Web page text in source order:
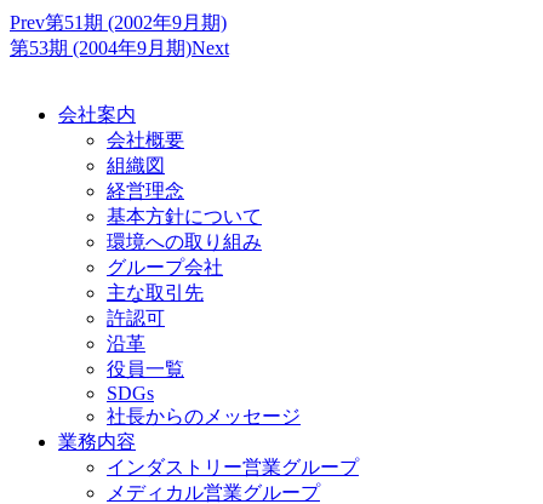
Prev第51期 (2002年9月期)
第53期 (2004年9月期)Next
会社案内
会社概要
組織図
経営理念
基本方針について
環境への取り組み
グループ会社
主な取引先
許認可
沿革
役員一覧
SDGs
社長からのメッセージ
業務内容
インダストリー営業グループ
メディカル営業グループ